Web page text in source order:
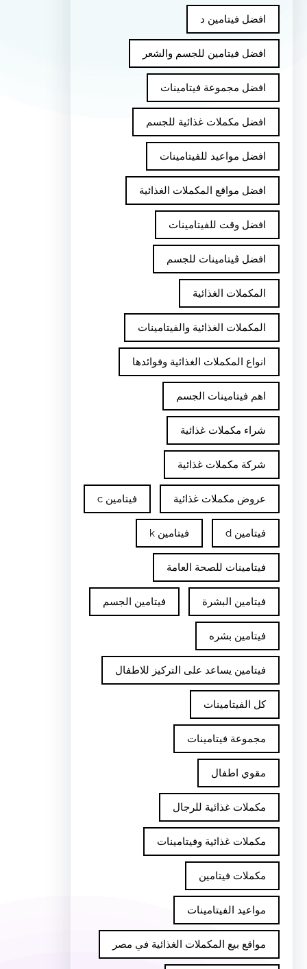
افضل فيتامين د
افضل فيتامين للجسم والشعر
افضل مجموعة فيتامينات
افضل مكملات غذائية للجسم
افضل مواعيد للفيتامينات
افضل مواقع المكملات الغذائية
افضل وقت للفيتامينات
افضل ڤيتامينات للجسم
المكملات الغذائية
المكملات الغذائية والفيتامينات
انواع المكملات الغذائية وفوائدها
اهم فيتامينات الجسم
شراء مكملات غذائية
شركة مكملات غذائية
عروض مكملات غذائية فيتامين c
فيتامين d فيتامين k
فيتامينات للصحة العامة
فيتامين البشرة فيتامين الجسم
فيتامين بشره
فيتامين يساعد على التركيز للاطفال
كل الفيتامينات
مجموعة فيتامينات
مقوي اطفال
مكملات غذائية للرجال
مكملات غذائية وفيتامينات
مكملات فيتامين
مواعيد الفيتامينات
مواقع بيع المكملات الغذائية في مصر